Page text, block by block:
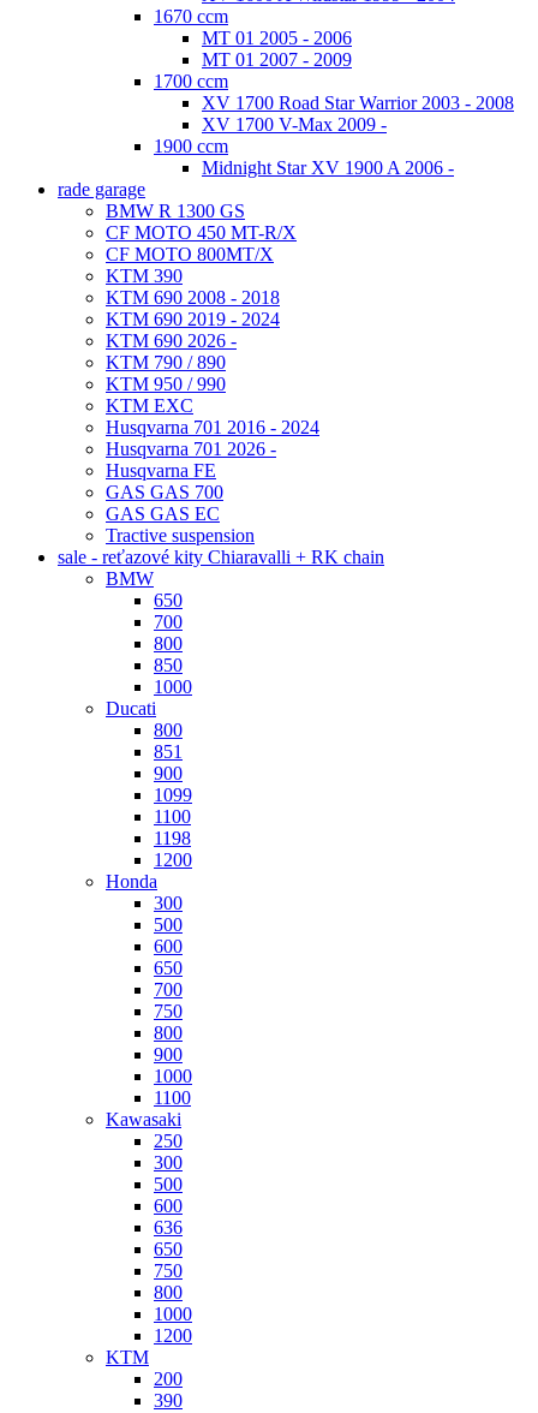
1670 ccm
MT 01 2005 - 2006
MT 01 2007 - 2009
1700 ccm
XV 1700 Road Star Warrior 2003 - 2008
XV 1700 V-Max 2009 -
1900 ccm
Midnight Star XV 1900 A 2006 -
rade garage
BMW R 1300 GS
CF MOTO 450 MT-R/X
CF MOTO 800MT/X
KTM 390
KTM 690 2008 - 2018
KTM 690 2019 - 2024
KTM 690 2026 -
KTM 790 / 890
KTM 950 / 990
KTM EXC
Husqvarna 701 2016 - 2024
Husqvarna 701 2026 -
Husqvarna FE
GAS GAS 700
GAS GAS EC
Tractive suspension
sale - reťazové kity Chiaravalli + RK chain
BMW
650
700
800
850
1000
Ducati
800
851
900
1099
1100
1198
1200
Honda
300
500
600
650
700
750
800
900
1000
1100
Kawasaki
250
300
500
600
636
650
750
800
1000
1200
KTM
200
390